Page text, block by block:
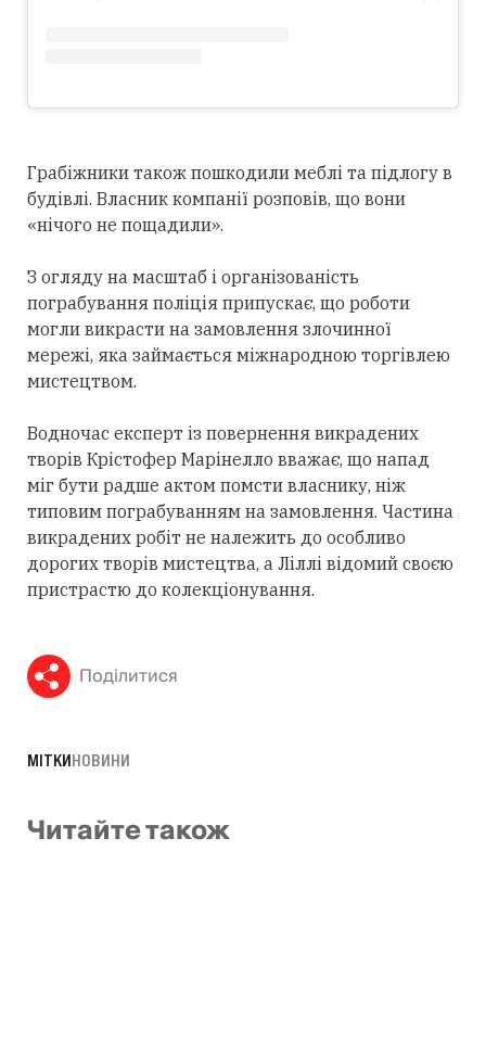
Грабіжники також пошкодили меблі та підлогу в
будівлі. Власник компанії розповів, що вони
«нічого не пощадили».
З огляду на масштаб і організованість
пограбування поліція припускає, що роботи
могли викрасти на замовлення злочинної
мережі, яка займається міжнародною торгівлею
мистецтвом.
Водночас експерт із повернення викрадених
творів Крістофер Марінелло вважає, що напад
міг бути радше актом помсти власнику, ніж
типовим пограбуванням на замовлення. Частина
викрадених робіт не належить до особливо
дорогих творів мистецтва, а Ліллі відомий своєю
пристрастю до колекціонування.
Поділитися
МІТКИНОВИНИ
Читайте також